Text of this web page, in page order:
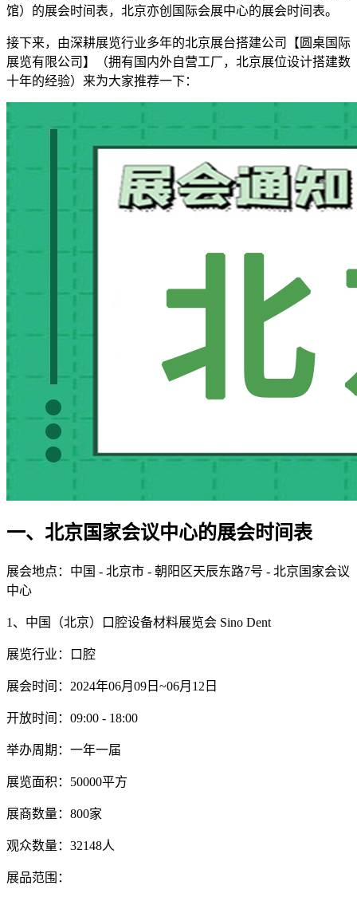
馆）的展会时间表，北京亦创国际会展中心的展会时间表。
接下来，由深耕展览行业多年的北京展台搭建公司【圆桌国际
展览有限公司】（拥有国内外自营工厂，北京展位设计搭建数
十年的经验）来为大家推荐一下：
一、北京国家会议中心的展会时间表
展会地点：中国 - 北京市 - 朝阳区天辰东路7号 - 北京国家会议
中心
1、中国（北京）口腔设备材料展览会 Sino Dent
展览行业：口腔
展会时间：2024年06月09日~06月12日
开放时间：09:00 - 18:00
举办周期：一年一届
展览面积：50000平方
展商数量：800家
观众数量：32148人
展品范围：